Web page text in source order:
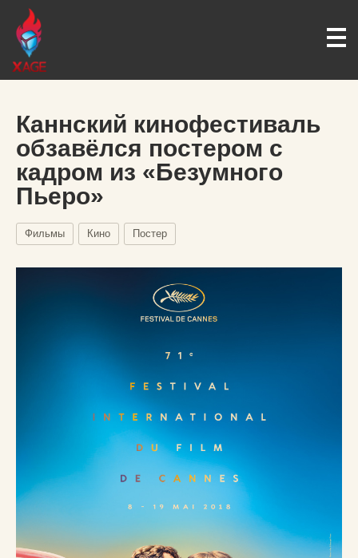
Каннский кинофестиваль
обзавёлся постером с
кадром из «Безумного
Пьеро»
Фильмы Кино Постер